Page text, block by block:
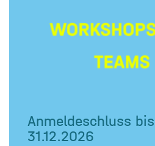
Anmeldeschluss bis
31.12.2026